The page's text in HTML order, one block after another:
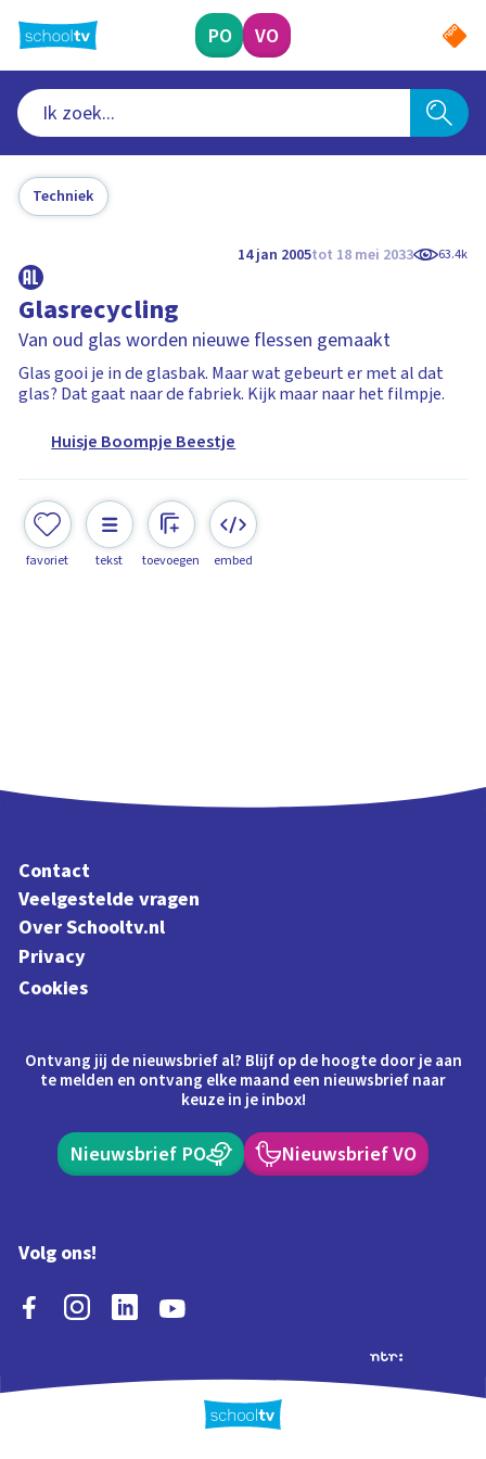
naar
hoofdinhoud
PO VO
Techniek
14 jan 2005tot 18 mei 2033 63.4k
Glasrecycling
Van oud glas worden nieuwe flessen gemaakt
Glas gooi je in de glasbak. Maar wat gebeurt er met al dat
glas? Dat gaat naar de fabriek. Kijk maar naar het filmpje.
Huisje Boompje Beestje
favoriet tekst toevoegen embed
Contact
Veelgestelde vragen
Over Schooltv.nl
Privacy
Cookies
Ontvang jij de nieuwsbrief al? Blijf op de hoogte door je aan
te melden en ontvang elke maand een nieuwsbrief naar
keuze in je inbox!
Nieuwsbrief PO Nieuwsbrief VO
Volg ons!